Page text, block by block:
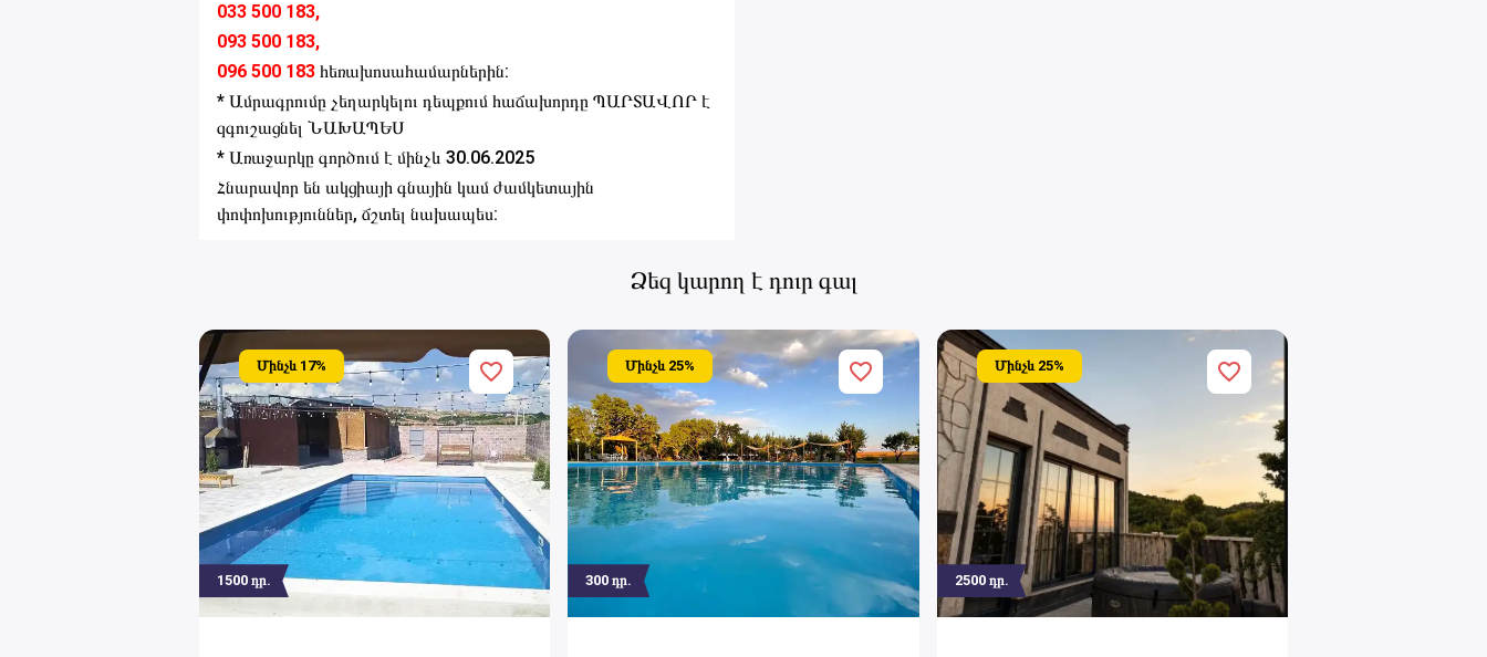
033 500 183,
093 500 183,
096 500 183 հեռախոսահամարներին:
* Ամրագրումը չեղարկելու դեպքում հաճախորդը ՊԱՐՏԱՎՈՐ է
զգուշացնել ՆԱԽԱՊԵՍ
* Առաջարկը գործում է մինչև 30.06.2025
Հնարավոր են ակցիայի գնային կամ ժամկետային
փոփոխություններ, ճշտել նախապես:
Ձեզ կարող է դուր գալ
Մինչև 17%
1500 դր.
Մինչև 25%
300 դր.
Մինչև 25%
2500դր.